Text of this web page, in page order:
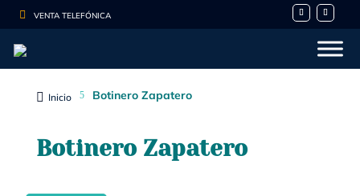
 VENTA TELEFÓNICA
 Inicio 5 Botinero Zapatero
Botinero Zapatero